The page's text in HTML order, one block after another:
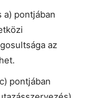
a) pontjában
az
pontjában